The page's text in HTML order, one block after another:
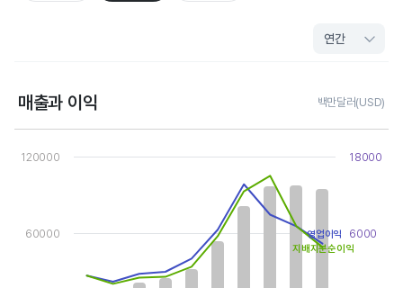
매출과 이익 백만달러(USD)
Chart
View as data table, Chart
The chart has 1 X axis displaying categories.
The chart has 2 Y axes displaying values, and values.
60000
120000
6000
18000
영업이익
지배지분순이익